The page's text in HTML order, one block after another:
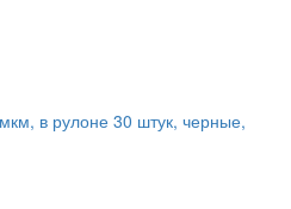
в рулоне 30 штук, черные,